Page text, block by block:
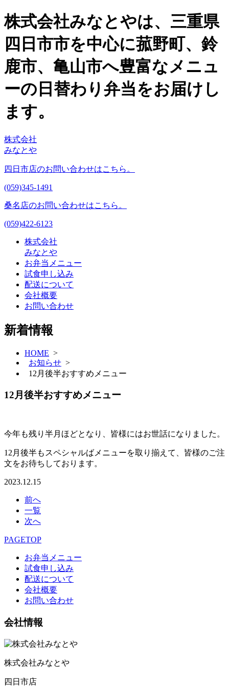
株式会社みなとやは、三重県
四日市市を中心に菰野町、鈴
鹿市、亀山市へ豊富なメニュ
ーの日替わり弁当をお届けし
ます。
株式会社
みなとや
四日市店のお問い合わせはこちら。
(059)345-1491
桑名店のお問い合わせはこちら。
(059)422-6123
株式会社
みなとや
お弁当メニュー
試食申し込み
配送について
会社概要
お問い合わせ
新着情報
HOME >
お知らせ >
12月後半おすすめメニュー
12月後半おすすめメニュー
今年も残り半月ほどとなり、皆様にはお世話になりました。
12月後半もスペシャルばメニューを取り揃えて、皆様のご注
文をお待ちしております。
2023.12.15
前へ
一覧
次へ
PAGETOP
お弁当メニュー
試食申し込み
配送について
会社概要
お問い合わせ
会社情報
株式会社みなとや
四日市店